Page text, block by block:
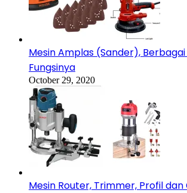
Mesin Amplas (Sander),
Fungsinya
October 29, 2020
Mesin Router, Trimmer, Profil dan